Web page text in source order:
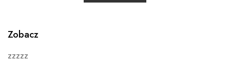
t
Zobacz
zzzzz